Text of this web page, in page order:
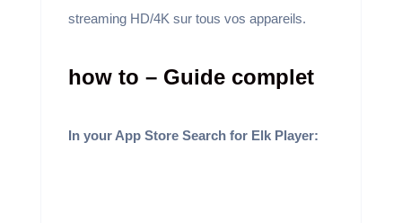
streaming HD/4K sur tous vos appareils.
how to – Guide complet
In your App Store Search for Elk Player: